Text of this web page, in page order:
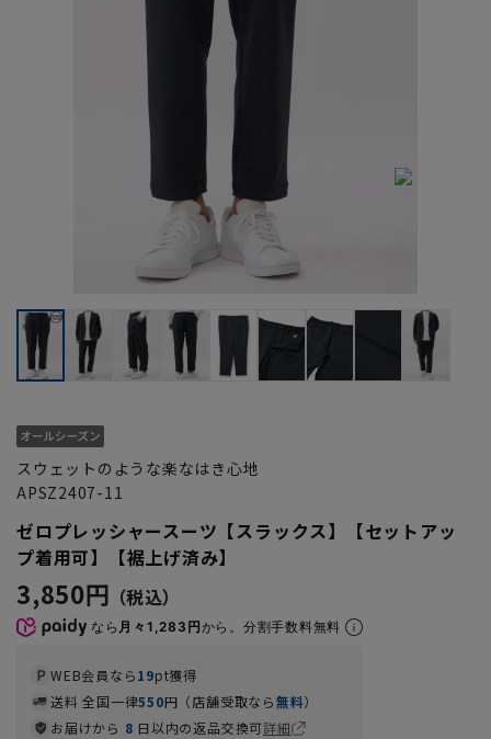
スウェットのような楽なはき心地
APSZ2407-11
ゼロプレッシャースーツ【スラックス】【セットアッ
プ着用可】【裾上げ済み】
3,850円
なら 月々1,283円から。分割手数料無料
WEB会員なら19pt獲得
送料 全国一律550円（店舗受取なら無料）
お届けから 8 日以内の返品交換可詳細